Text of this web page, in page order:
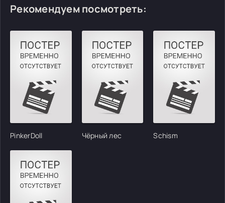
Рекомендуем посмотреть:
PinkerDoll Чёрный лес Schism